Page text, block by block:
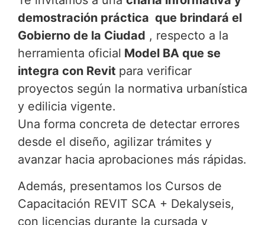
demostración práctica que brindará el
Gobierno de la Ciudad , respecto a la
herramienta oficial Model BA que se
integra con Revit para verificar
proyectos según la normativa urbanística
y edilicia vigente.
Una forma concreta de detectar errores
desde el diseño, agilizar trámites y
avanzar hacia aprobaciones más rápidas.
Además, presentamos los Cursos de
Capacitación REVIT SCA + Dekalyseis,
con licencias durante la cursada y